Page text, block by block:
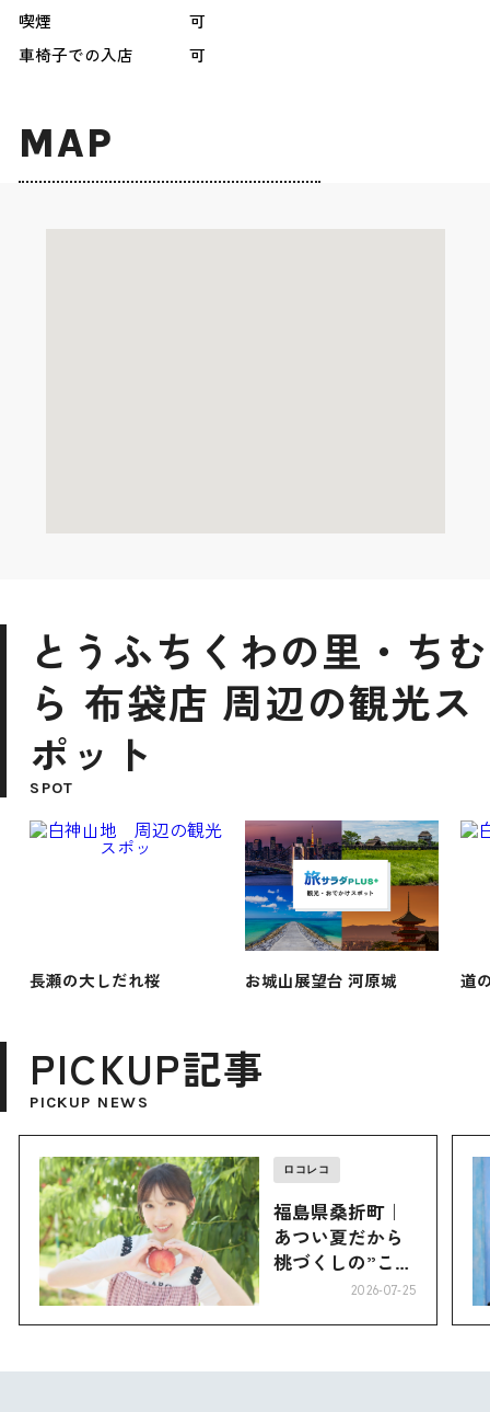
喫煙
可
車椅子での入店
可
MAP
とうふちくわの里・ちむ
ら 布袋店 周辺の観光ス
ポット
SPOT
長瀬の大しだれ桜 お城山展望台 河原城 道
PICKUP記事
PICKUP NEWS
ロコレコ
福島県桑折町｜
あつい夏だから
桃づくしの”こお
2026-07-25